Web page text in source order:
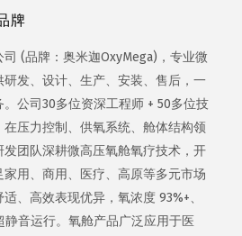
牌
(品牌：奥米迦OxyMega)，专业微
发、设计、生产、安装、售后，一
公司30多位资深工程师 + 50多位技
压力控制、供氧系统、舱体结构领
团队深耕微高压氧舱氧疗技术，开
用、商用、医疗、高原等多元市场
、高效表现优异，氧浓度 93%+、
静音运行。氧舱产品广泛应用于医